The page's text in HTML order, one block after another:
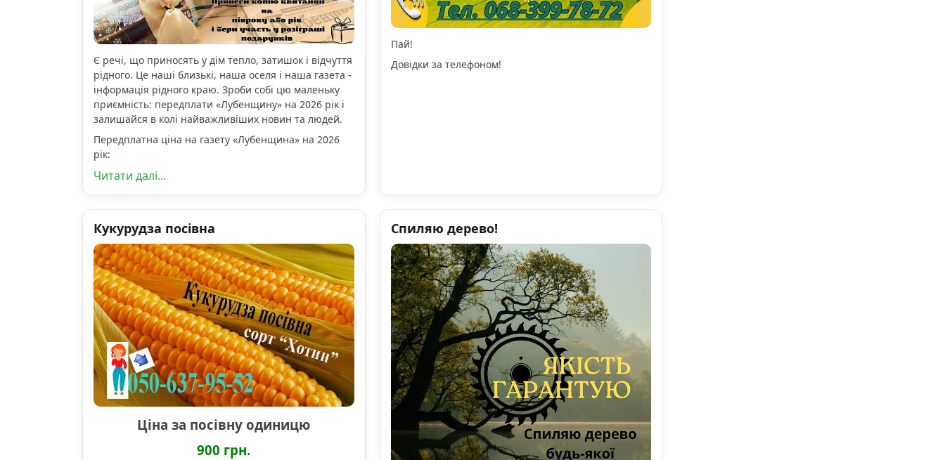
Є речі, що приносять у дім тепло, затишок і відчуття
рідного. Це наші близькі, наша оселя і наша газета -
інформація рідного краю. Зроби собі цю маленьку
приємність: передплати «Лубенщину» на 2026 рік і
залишайся в колі найважливіших новин та людей.
Передплатна ціна на газету «Лубенщина» на 2026
рік:
Читати далі...
Пай!
Довідки за телефоном!
Кукурудза посівна
Ціна за посівну одиницю
900 грн.
Спиляю дерево!